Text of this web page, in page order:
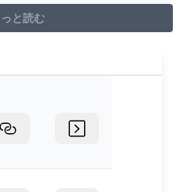
くに運搬用のゾナウギアが置
っと読む